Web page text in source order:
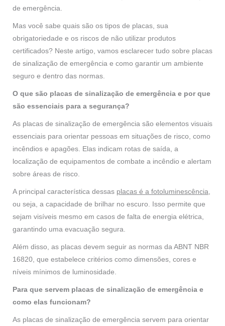
de emergência.
Mas você sabe quais são os tipos de placas, sua
obrigatoriedade e os riscos de não utilizar produtos
certificados? Neste artigo, vamos esclarecer tudo sobre placas
de sinalização de emergência e como garantir um ambiente
seguro e dentro das normas.
O que são placas de sinalização de emergência e por que
são essenciais para a segurança?
As placas de sinalização de emergência são elementos visuais
essenciais para orientar pessoas em situações de risco, como
incêndios e apagões. Elas indicam rotas de saída, a
localização de equipamentos de combate a incêndio e alertam
sobre áreas de risco.
A principal característica dessas placas é a fotoluminescência
ou seja, a capacidade de brilhar no escuro. Isso permite que
sejam visíveis mesmo em casos de falta de energia elétrica,
garantindo uma evacuação segura.
Além disso, as placas devem seguir as normas da ABNT NBR
16820, que estabelece critérios como dimensões, cores e
níveis mínimos de luminosidade.
Para que servem placas de sinalização de emergência e
como elas funcionam?
As placas de sinalização de emergência servem para orientar